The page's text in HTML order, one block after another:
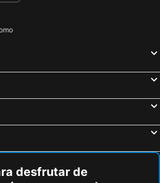
desfrutar de